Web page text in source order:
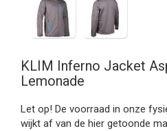
KLIM Inferno Jacket
Lemonade
Let op! De voorraad in onze
wijkt af van de hier getoonde